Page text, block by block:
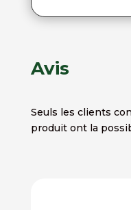
Avis
Seuls les clients
produit ont la